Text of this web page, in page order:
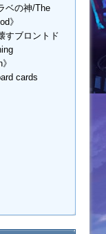
ベの神/The
》
すブロントド
cards